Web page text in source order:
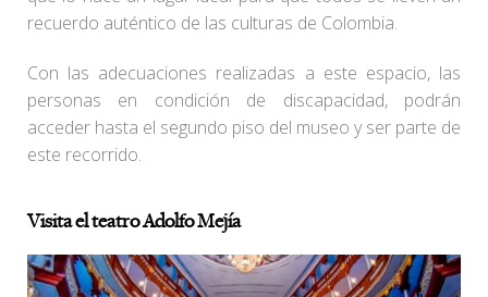
recuerdo auténtico de las culturas de Colombia.
Con las adecuaciones realizadas a este espacio, las
personas en condición de discapacidad, podrán
acceder hasta el segundo piso del museo y ser parte de
este recorrido.
Visita el teatro Adolfo Mejía